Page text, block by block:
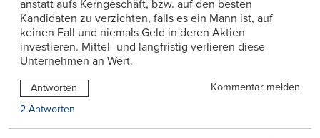
anstatt aufs Kerngeschäft, bzw. auf den besten
Kandidaten zu verzichten, falls es ein Mann ist, auf
keinen Fall und niemals Geld in deren Aktien
investieren. Mittel- und langfristig verlieren diese
Unternehmen an Wert.
Antworten
Kommentar melden
2 Antworten